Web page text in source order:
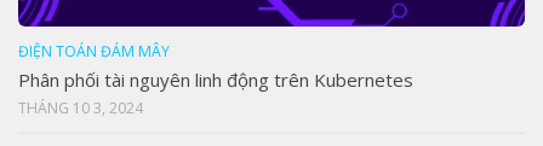
ĐIỆN TOÁN ĐÁM MÂY
Phân phối tài nguyên linh động trên Kubernetes
THÁNG 10 3, 2024